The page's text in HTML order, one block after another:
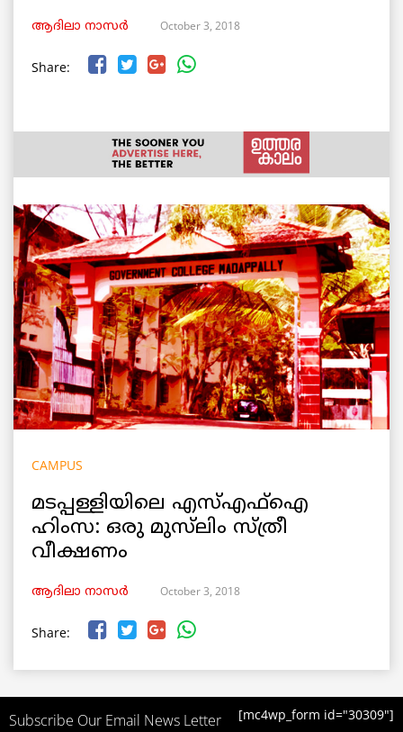
ആദിലാ നാസർ October 3, 2018
Share:
CAMPUS
മടപ്പള്ളിയിലെ എസ്എഫ്ഐ
ഹിംസ: ഒരു മുസ്‌ലിം സ്ത്രീ
വീക്ഷണം
ആദിലാ നാസർ October 3, 2018
Share:
Subscribe Our Email News Letter [mc4wp_form id="30309"]